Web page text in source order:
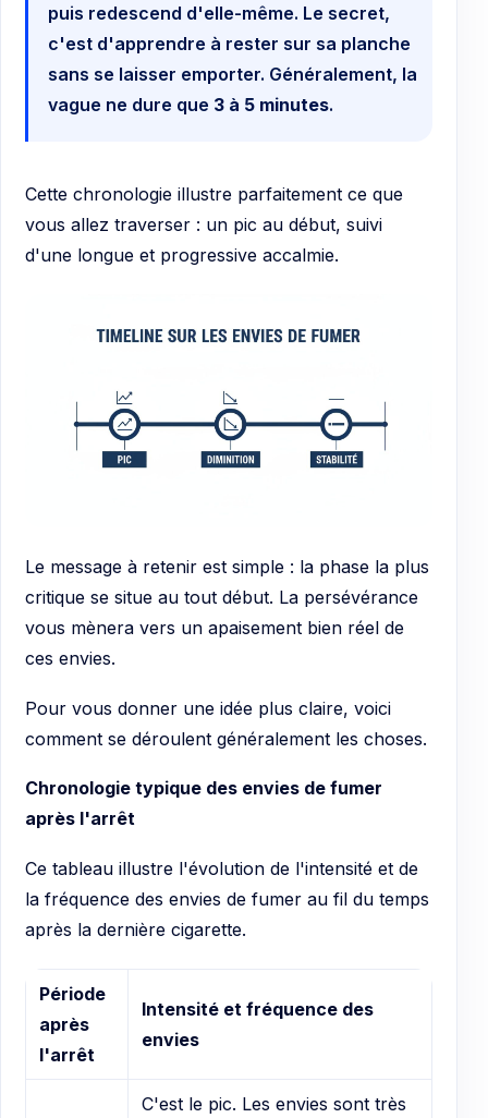
puis redescend d'elle-même. Le secret,
c'est d'apprendre à rester sur sa planche
sans se laisser emporter. Généralement, la
vague ne dure que 3 à 5 minutes.
Cette chronologie illustre parfaitement ce que
vous allez traverser : un pic au début, suivi
d'une longue et progressive accalmie.
Le message à retenir est simple : la phase la plus
critique se situe au tout début. La persévérance
vous mènera vers un apaisement bien réel de
ces envies.
Pour vous donner une idée plus claire, voici
comment se déroulent généralement les choses.
Chronologie typique des envies de fumer
après l'arrêt
Ce tableau illustre l'évolution de l'intensité et de
la fréquence des envies de fumer au fil du temps
après la dernière cigarette.
Période
après
l'arrêt
Intensité et fréquence des
envies
C'est le pic. Les envies sont très